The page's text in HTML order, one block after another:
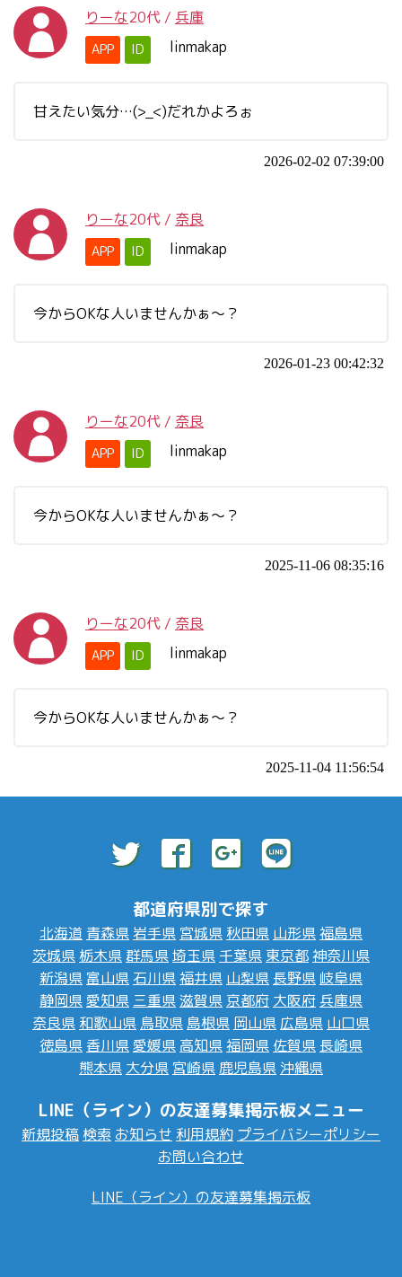
りーな20代 / 兵庫
APP ID linmakap
甘えたい気分…(>_<)だれかよろぉ
2026-02-02 07:39:00
りーな20代 / 奈良
APP ID linmakap
今からOKな人いませんかぁ～？
2026-01-23 00:42:32
りーな20代 / 奈良
APP ID linmakap
今からOKな人いませんかぁ～？
2025-11-06 08:35:16
りーな20代 / 奈良
APP ID linmakap
今からOKな人いませんかぁ～？
2025-11-04 11:56:54
都道府県別で探す
北海道 青森県 岩手県 宮城県 秋田県 山形県福島県
茨城県 栃木県群馬県埼玉県 千葉県 東京都神奈川県
新潟県 富山県 石川県福井県 山梨県 長野県 岐阜県
静岡県愛知県 三重県滋賀県 京都府 大阪府 兵庫県
奈良県 和歌山県 鳥取県 島根県 岡山県 広島県 山口県
徳島県 香川県愛媛県 高知県福岡県 佐賀県 長崎県
熊本県 大分県 宮崎県 鹿児島県 沖縄県
LINE（ライン）の友達募集掲示板メニュー
新規投稿 検索 お知らせ 利用規約 プライバシーポリシー
お問い合わせ
LINE（ライン）の友達募集掲示板